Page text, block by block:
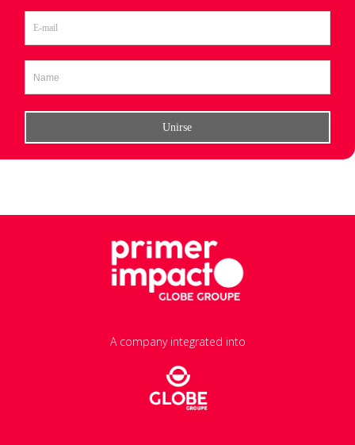
A company integrated into